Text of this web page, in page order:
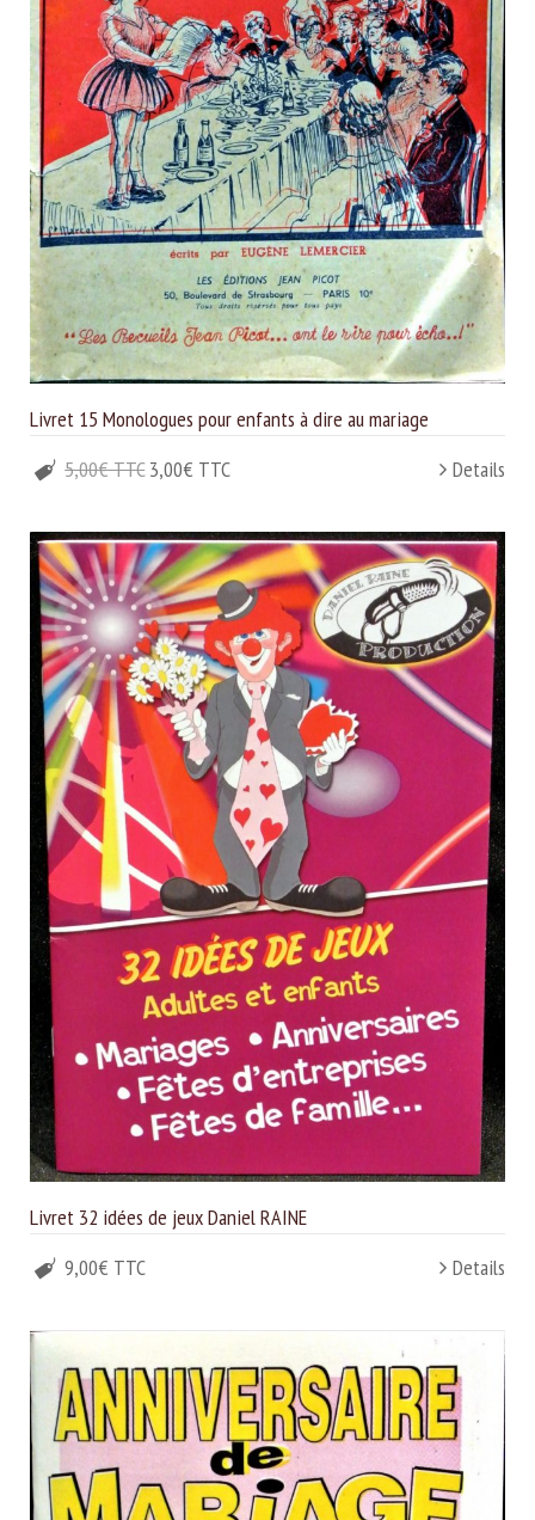
Livret 15 Monologues pour enfants à dire au mariage
5,00€ TTC 3,00€ TTC Details
Livret 32 idées de jeux Daniel RAINE
9,00€ TTC
Details